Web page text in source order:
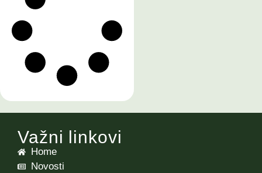
Važni linkovi
Home
Novosti